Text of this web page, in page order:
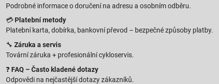
Podrobné informace o doručení na adresu a osobním odběru.
💳 Platební metody
Platební karta, dobírka, bankovní převod – bezpečné způsoby platby.
🔧 Záruka a servis
Tovární záruka + profesionální cykloservis.
❓ FAQ – Často kladené dotazy
Odpovědi na nejčastější dotazy zákazníků.